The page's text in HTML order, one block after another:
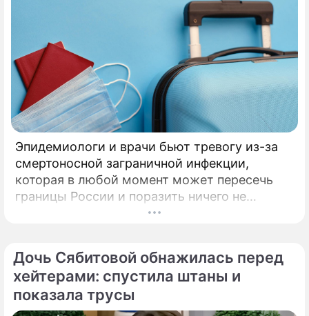
Эпидемиологи и врачи бьют тревогу из-за
смертоносной заграничной инфекции,
которая в любой момент может пересечь
границы России и поразить ничего не
подозревающих граждан. Россию
и смертоносный вирус Бурбон.
Дочь Сябитовой обнажилась перед
хейтерами: спустила штаны и
показала трусы